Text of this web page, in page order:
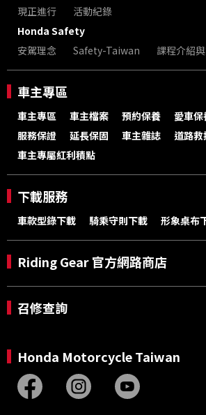
現正進行
活動紀錄
Honda Safety
安駕理念
Safety-Taiwan 課程介紹
車主專區
車主專區 車主檔案 預約保養 愛車保
服務保證
延長保固 車主雜誌
道路救
車主專屬紅利積點
下載服務
車款型錄下載 騎乘守則下載 形象桌布
Riding Gear 官方網路商店
召修查詢
Honda Motorcycle Taiwan